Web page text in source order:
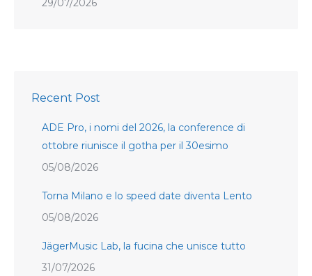
29/07/2026
Recent Post
ADE Pro, i nomi del 2026, la conference di
ottobre riunisce il gotha per il 30esimo
05/08/2026
Torna Milano e lo speed date diventa Lento
05/08/2026
JägerMusic Lab, la fucina che unisce tutto
31/07/2026